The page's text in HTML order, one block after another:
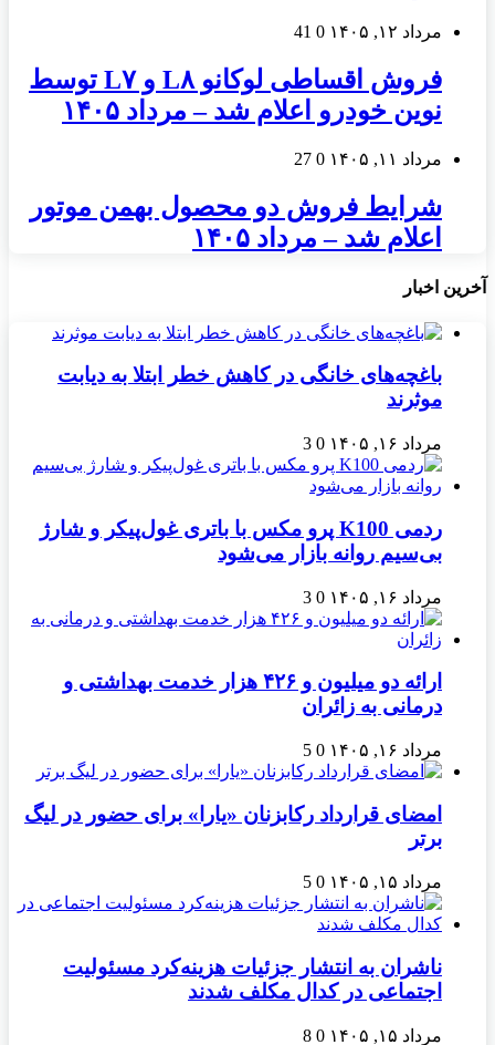
مرداد ۱۲, ۱۴۰۵ 0
41
فروش اقساطی لوکانو L۸ و L۷ توسط
نوین خودرو اعلام شد – مرداد ۱۴۰۵
مرداد ۱۱, ۱۴۰۵ 0
27
شرایط فروش دو محصول بهمن موتور
اعلام شد – مرداد ۱۴۰۵
آخرین اخبار
باغچه‌های خانگی در کاهش خطر ابتلا به دیابت
موثرند
مرداد ۱۶, ۱۴۰۵ 0
3
ردمی K100 پرو مکس با باتری غول‌پیکر و شارژ
بی‌سیم روانه بازار می‌شود
مرداد ۱۶, ۱۴۰۵ 0
3
ارائه دو میلیون و ۴۲۶ هزار خدمت بهداشتی و
درمانی به زائران
مرداد ۱۶, ۱۴۰۵ 0
5
امضای قرارداد رکابزنان «یارا» برای حضور در لیگ
برتر
مرداد ۱۵, ۱۴۰۵ 0
5
ناشران به انتشار جزئیات هزینه‌کرد مسئولیت
اجتماعی در کدال مکلف شدند
مرداد ۱۵, ۱۴۰۵ 0
8